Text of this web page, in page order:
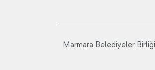
Marmara Belediyeler Birliği